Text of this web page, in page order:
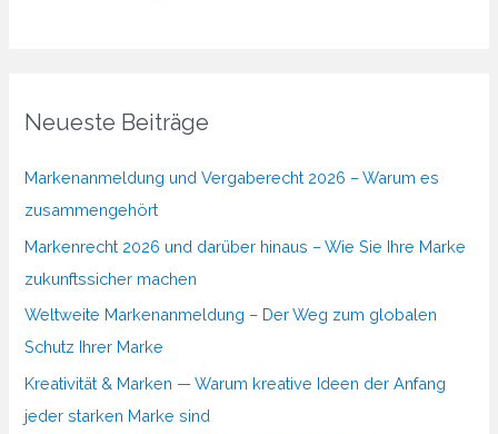
Neueste Beiträge
Markenanmeldung und Vergaberecht 2026 – Warum es
zusammengehört
Markenrecht 2026 und darüber hinaus – Wie Sie Ihre Marke
zukunftssicher machen
Weltweite Markenanmeldung – Der Weg zum globalen
Schutz Ihrer Marke
Kreativität & Marken — Warum kreative Ideen der Anfang
jeder starken Marke sind